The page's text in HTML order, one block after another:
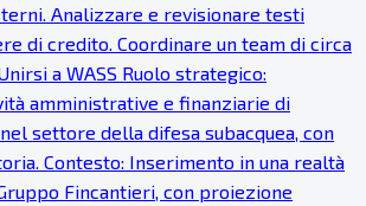
Analizzare e revisionare testi
di credito. Coordinare un team di circa
a WASS Ruolo strategico:
amministrative e finanziarie di
settore della difesa subacquea, con
Contesto: Inserimento in una realtà
Fincantieri, con proiezione